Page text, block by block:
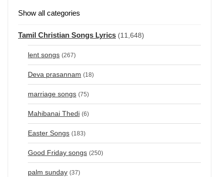
Show all categories
Tamil Christian Songs Lyrics (11,648)
lent songs (267)
Deva prasannam (18)
marriage songs (75)
Mahibanai Thedi (6)
Easter Songs (183)
Good Friday songs (250)
palm sunday (37)